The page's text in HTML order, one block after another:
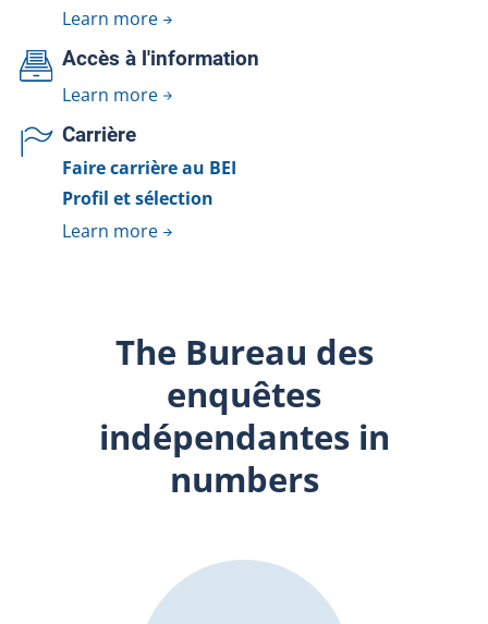
Learn more
Accès à l'information
Learn more
Carrière
Faire carrière au BEI
Profil et sélection
Learn more
The Bureau des
enquêtes
indépendantes in
numbers